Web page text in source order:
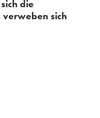
die
verweben sich